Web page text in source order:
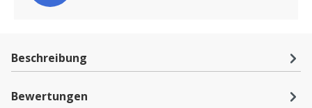
Beschreibung
Bewertungen